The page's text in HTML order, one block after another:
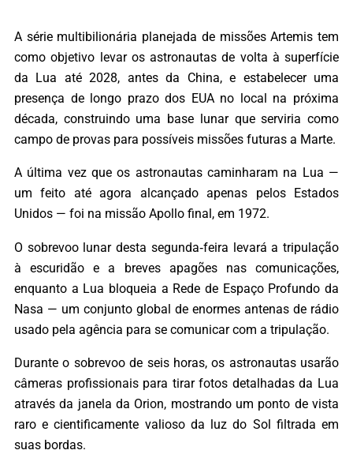
A série multibilionária planejada de missões Artemis tem
como objetivo levar os astronautas de volta à superfície
da Lua até 2028, antes da China, e estabelecer uma
presença de longo prazo dos EUA no local na próxima
década, construindo uma base lunar que serviria como
campo de provas para possíveis missões futuras a Marte.
A última vez que os astronautas caminharam na Lua —
um feito até agora alcançado apenas pelos Estados
Unidos — foi na missão Apollo final, em 1972.
O sobrevoo lunar desta segunda‑feira levará a tripulação
à escuridão e a breves apagões nas comunicações,
enquanto a Lua bloqueia a Rede de Espaço Profundo da
Nasa — um conjunto global de enormes antenas de rádio
usado pela agência para se comunicar com a tripulação.
Durante o sobrevoo de seis horas, os astronautas usarão
câmeras profissionais para tirar fotos detalhadas da Lua
através da janela da Orion, mostrando um ponto de vista
raro e cientificamente valioso da luz do Sol filtrada em
suas bordas.